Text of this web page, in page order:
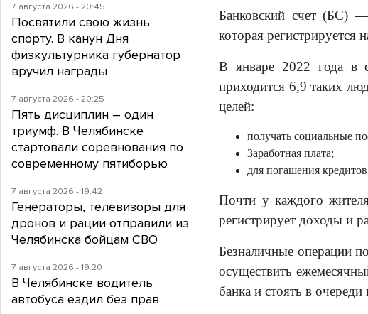
Банковский счет (БС) —
которая регистрируется
В январе 2022 года в
приходится 6,9 таких
целей:
получать социальные
Заработная плата;
для погашения
Почти у каждого
регистрирует доходы и
Безналичные операции
осуществить
банка и стоять в очереди
7 августа 2026 - 20:45
Посвятили свою жизнь
спорту. В канун Дня
физкультурника губернатор
вручил награды
7 августа 2026 - 20:25
Пять дисциплин – один
триумф. В Челябинске
стартовали соревнования по
современному пятиборью
7 августа 2026 - 19:42
Генераторы, телевизоры для
дронов и рации отправили из
Челябинска бойцам СВО
7 августа 2026 - 19:20
В Челябинске водитель
автобуса ездил без прав